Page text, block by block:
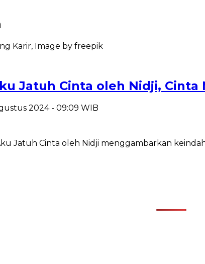
Jatuh Cinta oleh Nidji,
2024 - 09:09 WIB
Jatuh Cinta oleh Nidji menggambarkan